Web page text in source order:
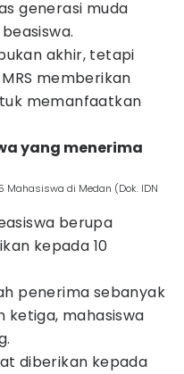
generasi muda
akhir, tetapi
memberikan
memanfaatkan
yang menerima
Mahasiswa di Medan (Dok. IDN
berupa
kepada 10
penerima sebanyak
ketiga, mahasiswa
diberikan kepada